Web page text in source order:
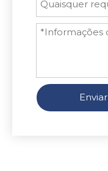
Enviar